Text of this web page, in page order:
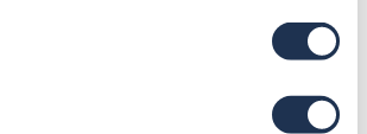
la implementación de sistemas de